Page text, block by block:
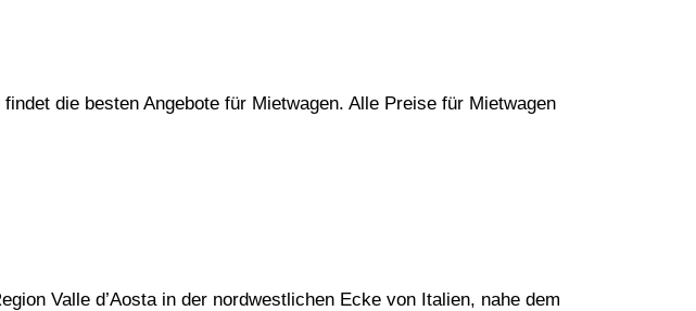
die besten Angebote für Mietwagen. Alle Preise für Mietwagen
Valle d’Aosta in der nordwestlichen Ecke von Italien, nahe dem